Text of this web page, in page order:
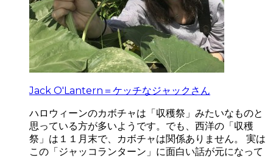
Jack O'Lantern＝ケッチなジャックさん
ハロウィーンのカボチャは「収穫祭」みたいなものと
思っている方が多いようです。でも、西洋の「収穫
祭」は１１月末で、カボチャは関係ありません。 実は
この「ジャッコランターン」に面白い話が元になって